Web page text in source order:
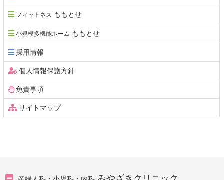
へ
戻
る
フィットネス ももとせ
小規模多機能ホーム ももとせ
採用情報
個人情報保護方針
免責事項
サイトマップ